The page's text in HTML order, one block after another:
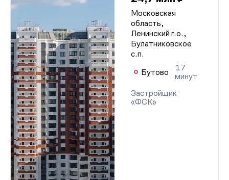
Московская
область,
Ленинский г.о.,
Булатниковское
с.п.
Бутово
17
минут
Застройщик
«ФСК»